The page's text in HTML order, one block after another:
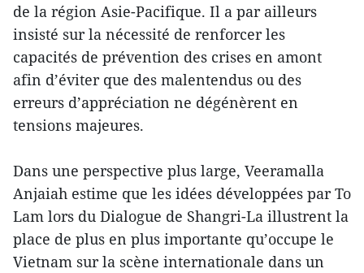
de la région Asie-Pacifique. Il a par ailleurs
insisté sur la nécessité de renforcer les
capacités de prévention des crises en amont
afin d’éviter que des malentendus ou des
erreurs d’appréciation ne dégénèrent en
tensions majeures.
Dans une perspective plus large, Veeramalla
Anjaiah estime que les idées développées par To
Lam lors du Dialogue de Shangri-La illustrent la
place de plus en plus importante qu’occupe le
Vietnam sur la scène internationale dans un